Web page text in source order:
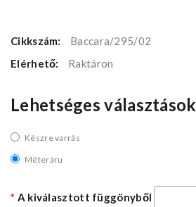
Cikkszám:
Baccara/295/02
Elérhető:
Raktáron
Lehetséges választások
Készre varrás
Méteráru
A kiválasztott függönyből